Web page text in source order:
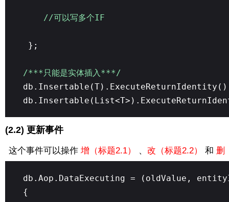
//可以写多个IF
};
/***只能是实体插入***/
(2.2) 更新事件
这个事件可以操作 增（标题2.1） 、 改（标题2.2） 和 删
db.Aop.DataExecuting = (oldValue,
{